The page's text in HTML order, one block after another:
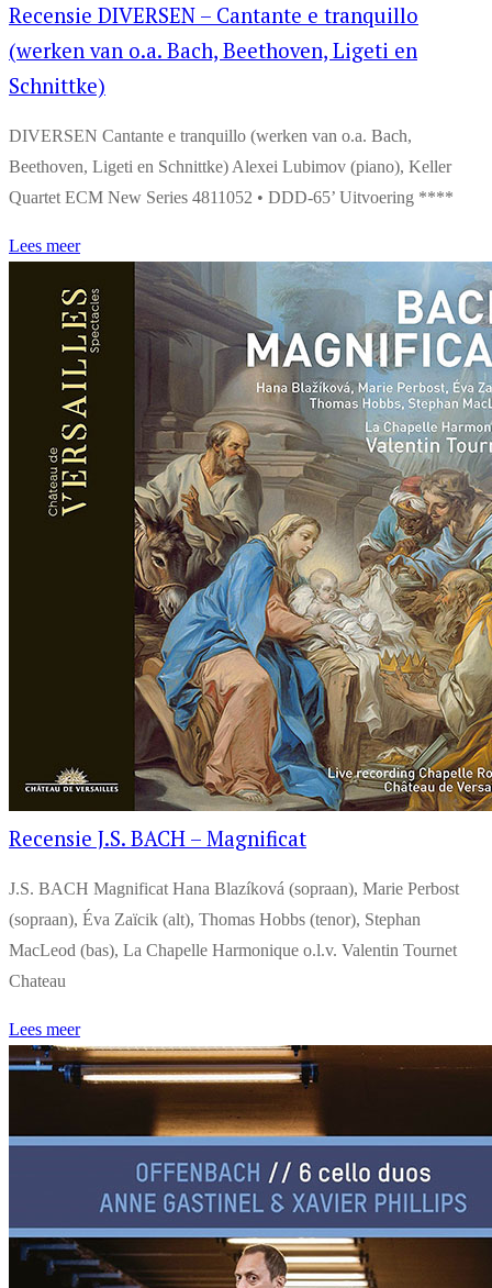
Recensie DIVERSEN – Cantante e tranquillo
(werken van o.a. Bach, Beethoven, Ligeti en
Schnittke)
DIVERSEN Cantante e tranquillo (werken van o.a. Bach,
Beethoven, Ligeti en Schnittke) Alexei Lubimov (piano), Keller
Quartet ECM New Series 4811052 • DDD-65’ Uitvoering ****
Lees meer
Recensie J.S. BACH – Magnificat
J.S. BACH Magnificat Hana Blazíková (sopraan), Marie Perbost
(sopraan), Éva Zaïcik (alt), Thomas Hobbs (tenor), Stephan
MacLeod (bas), La Chapelle Harmonique o.l.v. Valentin Tournet
Chateau
Lees meer